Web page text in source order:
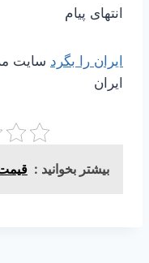
انتهای پیام
ایران را بگرد سایت
ایران
بیشتر بخوانید : قیمت